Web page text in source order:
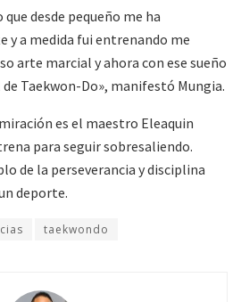
desde pequeño me ha
y a medida fui entrenando me
arte marcial y ahora con ese sueño
Taekwon-Do», manifestó Mungia.
es el maestro Eleaquin
para seguir sobresaliendo.
de la perseverancia y disciplina
deporte.
taekwondo